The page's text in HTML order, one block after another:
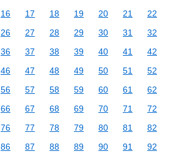
16 17 18 19 20 21
22
26 27 28 29 30 31
32
36 37 38 39 40 41
42
46 47 48 49 50 51
52
56 57 58 59 60 61
62
66 67 68 69 70 71
72
76 77 78 79 80 81
82
86 87 88 89 90 91
92